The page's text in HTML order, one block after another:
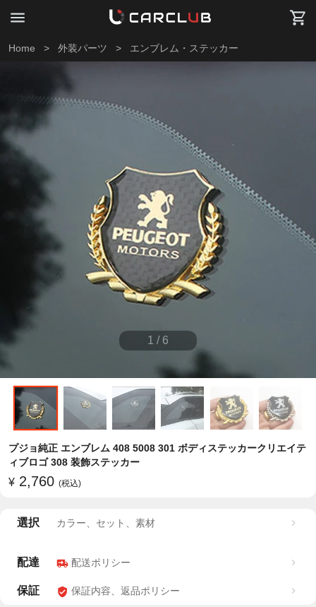
Home > 外装パーツ > エンブレム・ステッカー
1 / 6
プジョ純正 エンブレム 408 5008 301 ボディステッカークリエイテ
ィブロゴ 308 装飾ステッカー
¥ 2,760 (税込)
選択 カラー、セット、素材
配達 配送ポリシー
保証 保証内容、返品ポリシー